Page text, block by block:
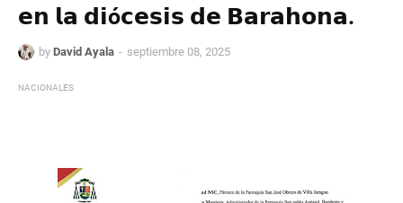
𝗲𝗻 𝗹𝗮 𝗱𝗶ó𝗰𝗲𝘀𝗶𝘀 𝗱𝗲 𝗕𝗮𝗿𝗮𝗵𝗼𝗻𝗮.
by David Ayala septiembre 08, 2025
NACIONALES